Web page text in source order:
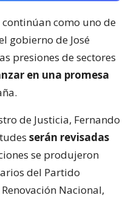
como uno de
gobierno de José
presiones de sectores
en una promesa
de Justicia, Fernando
serán revisadas
se produjeron
del Partido
Nacional,